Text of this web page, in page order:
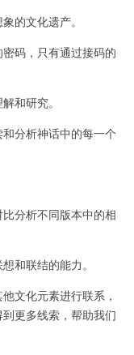
的文化遗产。
码，只有通过接码的
和研究。
分析神话中的每一个
分析不同版本中的相
和联结的能力。
文化元素进行联系，
更多线索，帮助我们